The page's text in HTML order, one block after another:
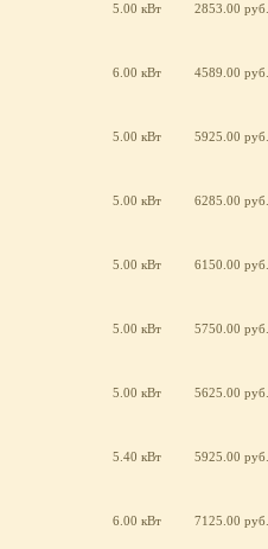
5.00 кВт 2853.00 руб.
6.00 кВт 4589.00 руб.
5.00 кВт 5925.00 руб.
5.00 кВт 6285.00 руб.
5.00 кВт 6150.00 руб.
5.00 кВт 5750.00 руб.
5.00 кВт 5625.00 руб.
5.40 кВт 5925.00 руб.
6.00 кВт 7125.00 руб.